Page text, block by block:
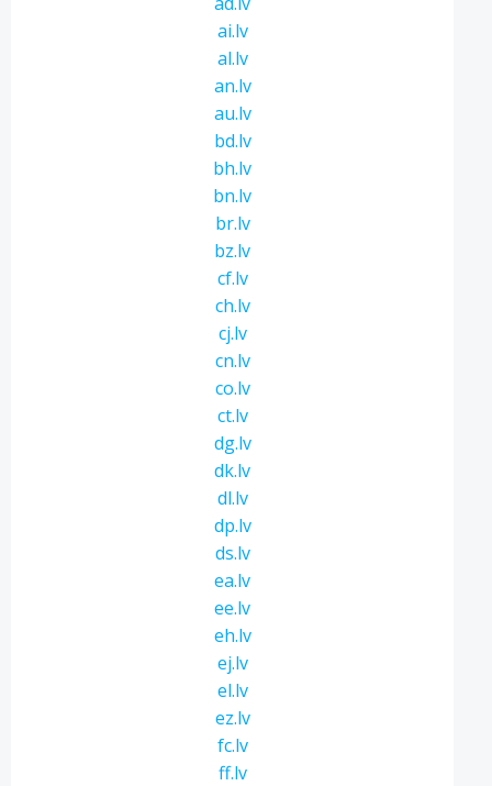
ai.lv
al.lv
an.lv
au.lv
bd.lv
bh.lv
bn.lv
br.lv
bz.lv
cf.lv
ch.lv
cj.lv
cn.lv
co.lv
ct.lv
dg.lv
dk.lv
dl.lv
dp.lv
ds.lv
ea.lv
ee.lv
eh.lv
ej.lv
el.lv
ez.lv
fc.lv
ff.lv